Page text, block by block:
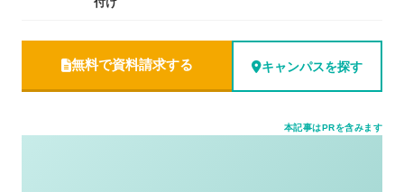
無料で資料請求する キャンパスを探す
本記事はPRを含みます